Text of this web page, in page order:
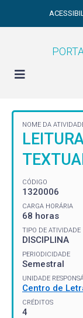
NOME DA
CÓDIGO
1320006
CARGA HORÁRIA
68 horas
TIPO DE ATIVIDADE
DISCIPLINA
PERIODICIDADE
Semestral
UNIDADE
Centro de
CRÉDITOS
4